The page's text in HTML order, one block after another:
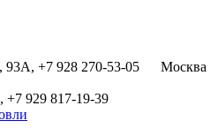
93А, +7 928 270-53-05 Москва
+7 929 817-19-39